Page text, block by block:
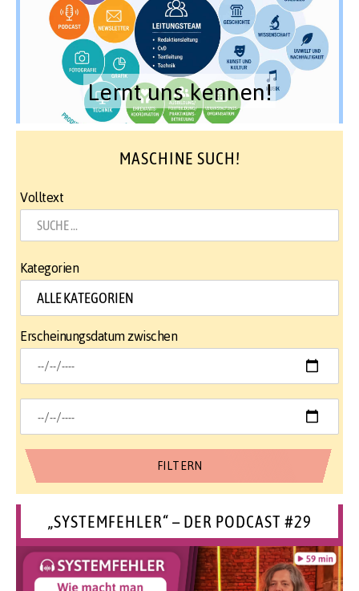
Lernt uns kennen!
MASCHINE SUCH!
Volltext
Kategorien
Erscheinungsdatum zwischen
„SYSTEMFEHLER“ – DER PODCAST #29